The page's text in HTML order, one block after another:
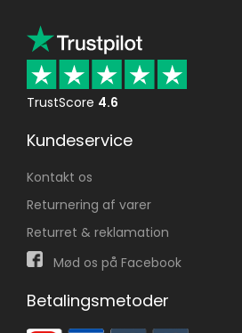
TrustScore 4.6
Kundeservice
Kontakt os
Returnering af varer
Returret & reklamation
Mød os på Facebook
Betalingsmetoder